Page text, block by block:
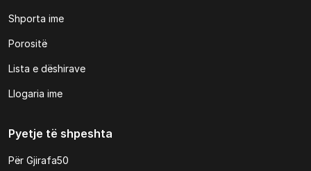
Shporta ime
Porositë
Lista e dëshirave
Llogaria ime
Pyetje të shpeshta
Për Gjirafa50